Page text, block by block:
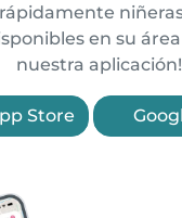
en su
nuestra aplicación!
Store